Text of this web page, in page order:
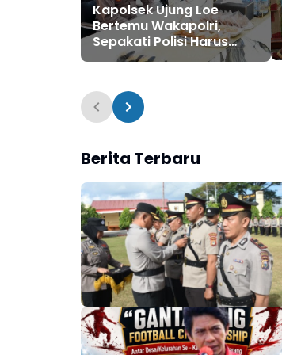
Kapolsek Ujung Loe
Bertemu Wakapolri,
Sepakati Polisi Harus
Dekat dengan
Berita Terbaru